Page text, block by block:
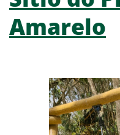
Amarelo